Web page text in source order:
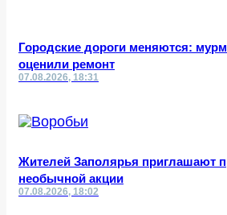
Городские дороги меняются:
оценили ремонт
07.08.2026, 18:31
Жителей Заполярья приглашают
необычной акции
07.08.2026, 18:02